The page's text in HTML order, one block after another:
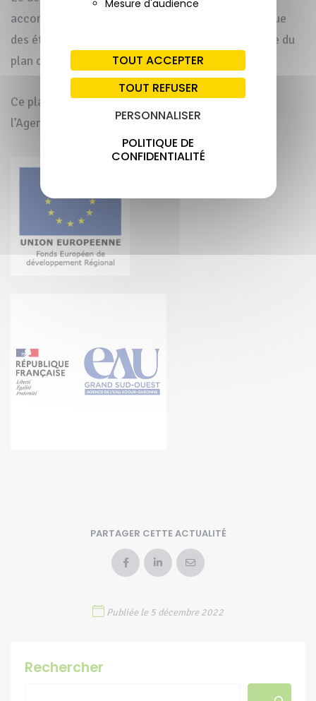
Mesure d'audience
TOUT ACCEPTER
TOUT REFUSER
PERSONNALISER
POLITIQUE DE
CONFIDENTIALITÉ
accompagnement technique à la gestion écologique
des étangs sont également proposés dans le cadre du
plan de gestion.
Ce plan de gestion a été financé par le FEDER et
l’Agence de l’eau Adour-Garonne.
PARTAGER CETTE ACTUALITÉ
Publiée le 5 décembre 2022
Rechercher